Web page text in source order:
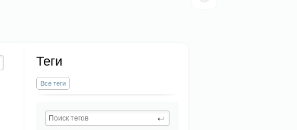
Теги
Все теги